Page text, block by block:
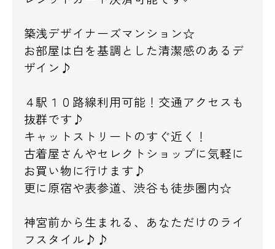
築浅デザイナーズマンション☆
お部屋は白を基調とした清潔感のあるデ
ザイン♪
４駅１０路線利用可能！交通アクセスも
抜群です♪
キャットストリートのすぐ近く！
古着屋さんやセレクトショップに気軽に
お買い物に行けます♪
更に原宿や表参道、渋谷も徒歩圏内☆
神宮前から生まれる、あなただけのライ
フスタイル♪♪